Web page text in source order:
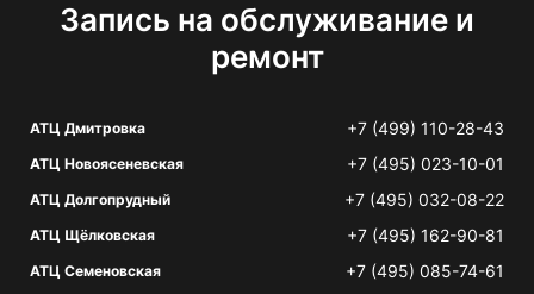
Запись на обслуживание и
ремонт
АТЦ Дмитровка +7 (499) 110-28-43
АТЦ Новоясеневская +7 (495) 023-10-01
АТЦ Долгопрудный +7 (495) 032-08-22
АТЦ Щёлковская +7 (495) 162-90-81
АТЦ Семеновская +7 (495) 085-74-61